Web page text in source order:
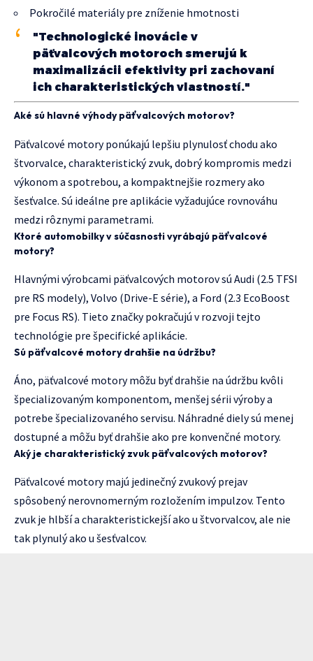
Pokročilé materiály pre zníženie hmotnosti
"Technologické inovácie v
päťvalcových motoroch smerujú k
maximalizácii efektivity pri zachovaní
ich charakteristických vlastností."
Aké sú hlavné výhody päťvalcových motorov?
Päťvalcové motory ponúkajú lepšiu plynulosť chodu ako
štvorvalce, charakteristický zvuk, dobrý kompromis medzi
výkonom a spotrebou, a kompaktnejšie rozmery ako
šesťvalce. Sú ideálne pre aplikácie vyžadujúce rovnováhu
medzi rôznymi parametrami.
Ktoré automobilky v súčasnosti vyrábajú päťvalcové
motory?
Hlavnými výrobcami päťvalcových motorov sú Audi (2.5 TFSI
pre RS modely), Volvo (Drive-E série), a Ford (2.3 EcoBoost
pre Focus RS). Tieto značky pokračujú v rozvoji tejto
technológie pre špecifické aplikácie.
Sú päťvalcové motory drahšie na údržbu?
Áno, päťvalcové motory môžu byť drahšie na údržbu kvôli
špecializovaným komponentom, menšej sérii výroby a
potrebe špecializovaného servisu. Náhradné diely sú menej
dostupné a môžu byť drahšie ako pre konvenčné motory.
Aký je charakteristický zvuk päťvalcových motorov?
Päťvalcové motory majú jedinečný zvukový prejav
spôsobený nerovnomerným rozložením impulzov. Tento
zvuk je hlbší a charakteristickejší ako u štvorvalcov, ale nie
tak plynulý ako u šesťvalcov.